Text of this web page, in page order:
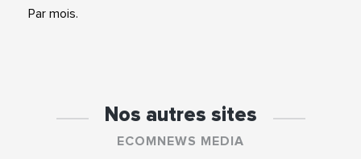
Par mois.
Nos autres sites
ECOMNEWS MEDIA